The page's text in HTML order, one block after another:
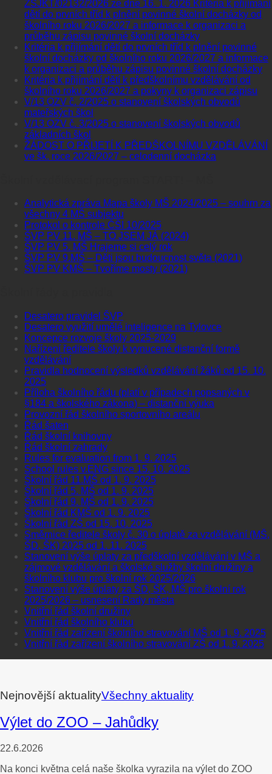
ZSJKT/02132/2026 ze dne 16. 1. 2026 Kritéria k přijímání
dětí do prvních tříd k plnění povinné školní docházky od
školního roku 2026/2027 a informace k organizaci a
průběhu zápisu povinné školní docházky
Kritéria k přijímání dětí do prvních tříd k plnění povinné
školní docházky od školního roku 2026/2027 a informace
k organizaci a průběhu zápisu povinné školní docházky
Kritéria k přijímání dětí k předškolnímu vzdělávání od
školního roku 2026/2027 a pokyny k organizaci zápisu
V/13 OZV č. 2/2025 o stanovení školských obvodů
mateřských škol
V/13 OZV č. 3/2025 o stanovení školských obvodů
základních škol
ŽÁDOST O PŘIJETÍ K PŘEDŠKOLNÍMU VZDĚLÁVÁNÍ
ve šk. roce 2026/2027 – celodenní docházka
Analytická zpráva Mapa školy MŠ 2024/2025 – souhrn za
všechny 4 MŠ subjektu
Protokol o kontrole ČŠI 10/2025
ŠVP PV 11. MŠ – TO JSEM JÁ (2024)
ŠVP PV 5. MŠ Hrajeme si celý rok
ŠVP PV 9.MŠ – Děti jsou budoucnost světa (2021)
ŠVP PV KMŠ – Tvoříme mosty (2021)
Desatero pravidel ŠVP
Desatero využití umělé inteligence na Tylovce
Koncepce rozvoje školy 2025-2029
Nařízení ředitele školy k vynucené distanční formě
vzdělávání
Pravidla hodnocení výsledků vzdělávání žáků od 15. 10.
2025
Příloha školního řádu (platí v případech popsaných v
§184 a školského zákona) – distanční výuka
Provozní řád školního sportovního areálu
Řád šaten
Řád školní knihovny
Řád školní zahrady
Rules for evaluation from 1. 9. 2025
School rules v.ENG since 15. 10. 2025
Školní řád 11.MŠ od 1. 9. 2025
Školní řád 5. MŠ od 1. 9. 2025
Školní řád 9. MŠ od 1. 9. 2025
Školní řád KMŠ od 1. 9. 2025
Školní řád ZŠ od 15. 10. 2025
Směrnice ředitele školy č. 30 o úplatě za vzdělávání (MŠ,
ŠD, ŠK) 2025 od 1. 11. 2025
Stanovení výše úplaty za předškolní vzdělávání v MŠ a
zájmové vzdělávání a školské služby školní družiny a
školního klubu pro školní rok 2025/2026
Stanovení výše úplaty za ŠD, ŠK, MŠ pro školní rok
2025/2026 – usnesení Rady města
Vnitřní řád školní družiny
Vnitřní řád školního klubu
Vnitřní řád zařízení školního stravování MŠ od 1. 9. 2025
Vnitřní řád zařízení školního stravování ZŠ od 1. 9. 2025
Nejnovější aktualityVšechny aktuality
Výlet do ZOO – Jahůdky
22.6.2026
Na konci května celá naše školka vyrazila na výlet do ZOO